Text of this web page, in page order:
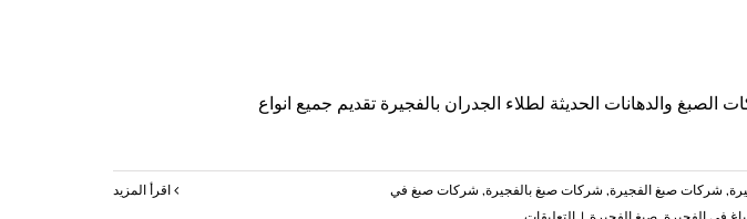
والدهانات الحديثة لطلاء الجدران بالفجيرة تقديم جميع انواع
, شركات صبغ الفجيرة, ‏شركات صبغ بالفجيرة, شركات صبغ في
على